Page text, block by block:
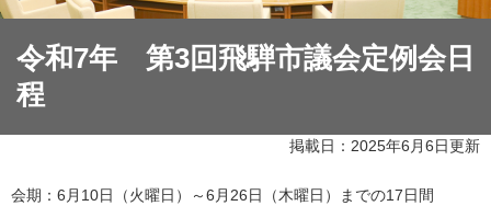
令和7年 第3回飛騨市議会定例会日
程
掲載日：2025年6月6日更新
会期：6月10日（火曜日）～6月26日（木曜日）までの17日間